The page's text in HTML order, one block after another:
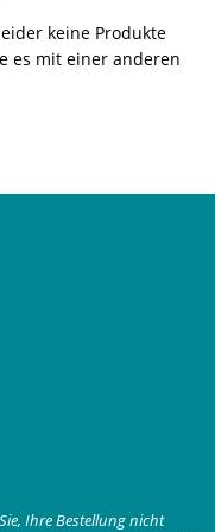
keine Produkte
es mit einer anderen
Ihre Bestellung nicht